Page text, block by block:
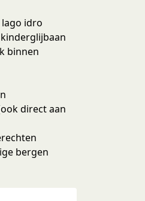
idro
binnen
direct aan
bergen